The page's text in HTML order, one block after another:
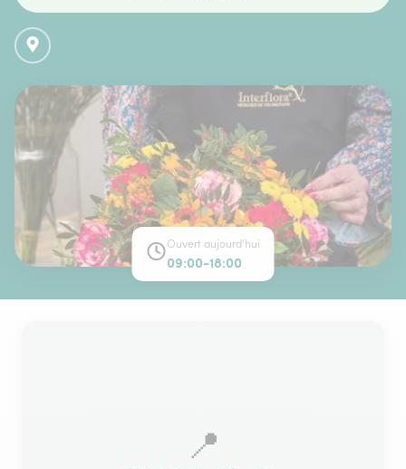
Ouvert aujourd'hui
09:00-18:00
📍